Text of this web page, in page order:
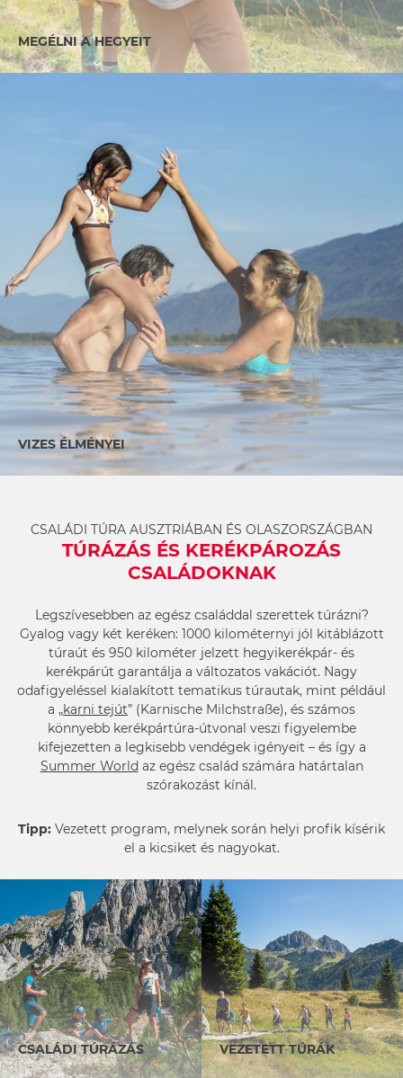
MEGÉLNI A HEGYEIT
VIZES ÉLMÉNYEI
CSALÁDI TÚRA AUSZTRIÁBAN ÉS OLASZORSZÁGBAN
TÚRÁZÁS ÉS KERÉKPÁROZÁS
CSALÁDOKNAK
Legszívesebben az egész családdal szerettek túrázni?
Gyalog vagy két keréken: 1000 kilométernyi jól kitáblázott
túraút és 950 kilométer jelzett hegyikerékpár- és
kerékpárút garantálja a változatos vakációt. Nagy
odafigyeléssel kialakított tematikus túrautak, mint például
a „karni tejút” (Karnische Milchstraße), és számos
könnyebb kerékpártúra-útvonal veszi figyelembe
kifejezetten a legkisebb vendégek igényeit – és így a
Summer World az egész család számára határtalan
szórakozást kínál.
Tipp: Vezetett program, melynek során helyi profik kísérik
el a kicsiket és nagyokat.
CSALÁDI TÚRÁZÁS VEZETETT TÚRÁK